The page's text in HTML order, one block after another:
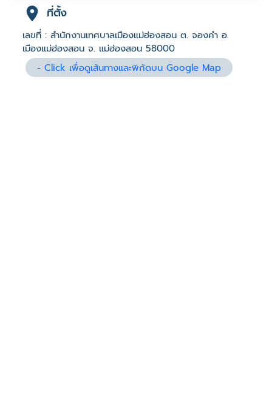
ที่ตั้ง
เลขที่ : สำนักงานเทศบาลเมืองแม่ฮ่องสอน ต. จองคำ อ.
เมืองแม่ฮ่องสอน จ. แม่ฮ่องสอน 58000
-Click เพื่อดูเส้นทางและพิกัดบน Google Map